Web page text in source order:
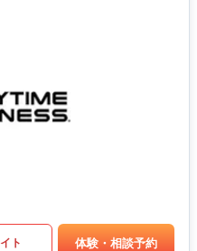
ト 体験・相談予約